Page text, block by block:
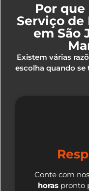
Por que
Serviço de
em São
Existem várias
escolha quando se
Conte com
horas pronto